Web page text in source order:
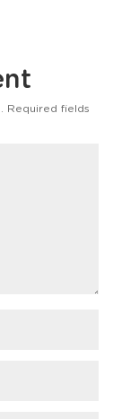
Required fields